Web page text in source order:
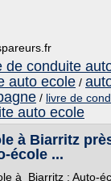
de conduite
auto ecole /
/ livre de
auto ecole
à Biarritz
école ...
à Biarritz : Auto-